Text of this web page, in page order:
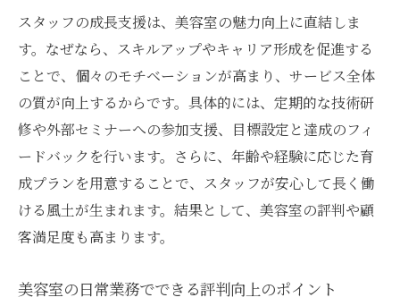
スタッフの成長支援は、美容室の魅力向上に直結しま
す。なぜなら、スキルアップやキャリア形成を促進する
ことで、個々のモチベーションが高まり、サービス全体
の質が向上するからです。具体的には、定期的な技術研
修や外部セミナーへの参加支援、目標設定と達成のフィ
ードバックを行います。さらに、年齢や経験に応じた育
成プランを用意することで、スタッフが安心して長く働
ける風土が生まれます。結果として、美容室の評判や顧
客満足度も高まります。
美容室の日常業務でできる評判向上のポイント